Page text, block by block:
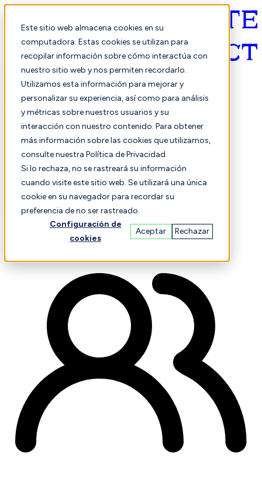
Este sitio web almacena cookies en su
computadora. Estas cookies se utilizan para
recopilar información sobre cómo interactúa con
nuestro sitio web y nos permiten recordarlo.
Utilizamos esta información para mejorar y
personalizar su experiencia, así como para análisis
y métricas sobre nuestros usuarios y su
interacción con nuestro contenido. Para obtener
más información sobre las cookies que utilizamos,
consulte nuestra Política de Privacidad.
Si lo rechaza, no se rastreará su información
cuando visite este sitio web. Se utilizará una única
cookie en su navegador para recordar su
preferencia de no ser rastreado.
Configuración de
cookies
Aceptar Rechazar
Español
Finanzas Actuación